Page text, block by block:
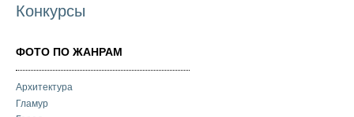
Конкурсы
ФОТО ПО ЖАНРАМ
Архитектура
Гламур